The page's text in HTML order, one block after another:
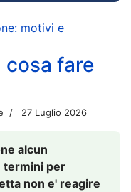
motivi e
cosa fare
27 Luglio 2026
alcun
termini per
non e' reagire